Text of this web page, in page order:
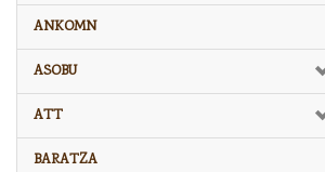
ANKOMN
ASOBU
ATT
BARATZA